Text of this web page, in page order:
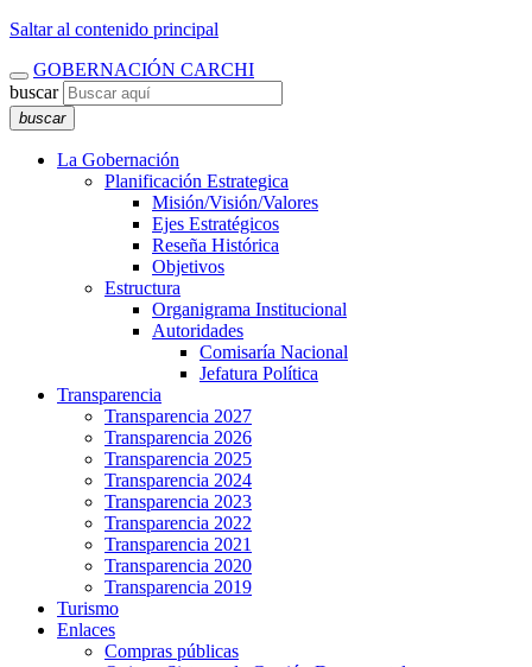
Saltar al contenido principal
GOBERNACIÓN CARCHI
buscar
buscar
La Gobernación
Planificación Estrategica
Misión/Visión/Valores
Ejes Estratégicos
Reseña Histórica
Objetivos
Estructura
Organigrama Institucional
Autoridades
Comisaría Nacional
Jefatura Política
Transparencia
Transparencia 2027
Transparencia 2026
Transparencia 2025
Transparencia 2024
Transparencia 2023
Transparencia 2022
Transparencia 2021
Transparencia 2020
Transparencia 2019
Turismo
Enlaces
Compras públicas